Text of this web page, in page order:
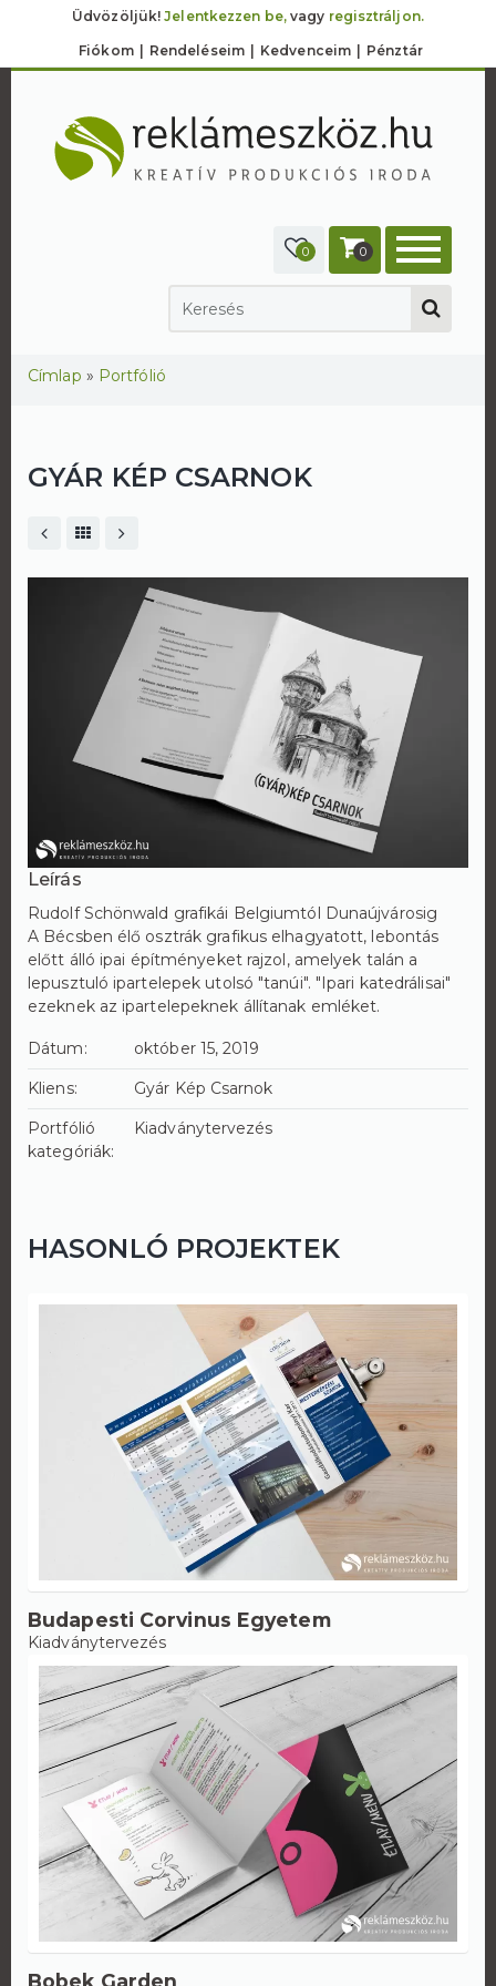
Üdvözöljük!Jelentkezzen be,vagy regisztráljon.
Fiókom Rendeléseim Kedvenceim Pénztár
0 0
Jelenlegi hely
Címlap » Portfólió
GYÁR KÉP CSARNOK
Leírás
Rudolf Schönwald grafikái Belgiumtól Dunaújvárosig
A Bécsben élő osztrák grafikus elhagyatott, lebontás
előtt álló ipai építményeket rajzol, amelyek talán a
lepusztuló ipartelepek utolsó "tanúi". "Ipari katedrálisai"
ezeknek az ipartelepeknek állítanak emléket.
Dátum:
október 15, 2019
Kliens:
Gyár Kép Csarnok
Portfólió
kategóriák:
Kiadványtervezés
HASONLÓ PROJEKTEK
Budapesti Corvinus Egyetem
Kiadványtervezés
Bobek Garden